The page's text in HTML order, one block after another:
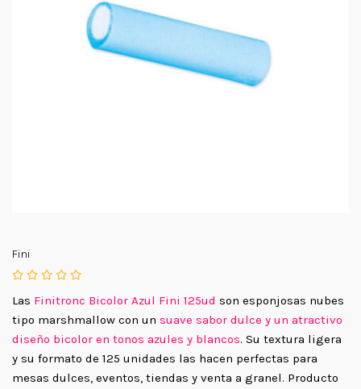
Fini
Las Finitronc Bicolor Azul Fini 125ud son esponjosas nubes
tipo marshmallow con un suave sabor dulce y un atractivo
diseño bicolor en tonos azules y blancos. Su textura ligera
y su formato de 125 unidades las hacen perfectas para
mesas dulces, eventos, tiendas y venta a granel. Producto